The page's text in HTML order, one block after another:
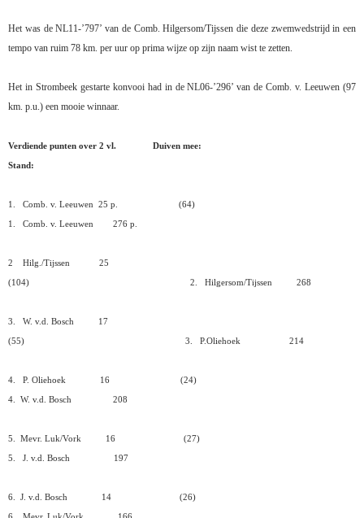
Het was de NL11-’797’ van de Comb. Hilgersom/Tijssen die deze zwemwedstrijd in een
tempo van ruim 78 km. per uur op prima wijze op zijn naam wist te zetten.
Het in Strombeek gestarte konvooi had in de NL06-’296’ van de Comb. v. Leeuwen (97
km. p.u.) een mooie winnaar.
Verdiende punten over 2 vl. Duiven mee:
Stand:
1. Comb. v. Leeuwen 25 p. (64)
1. Comb. v. Leeuwen 276 p.
2 Hilg./Tijssen 25
(104) 2. Hilgersom/Tijssen 268
3. W. v.d. Bosch 17
(55) 3. P.Oliehoek 214
4. P. Oliehoek 16 (24)
4. W. v.d. Bosch 208
5. Mevr. Luk/Vork 16 (27)
5. J. v.d. Bosch 197
6. J. v.d. Bosch 14 (26)